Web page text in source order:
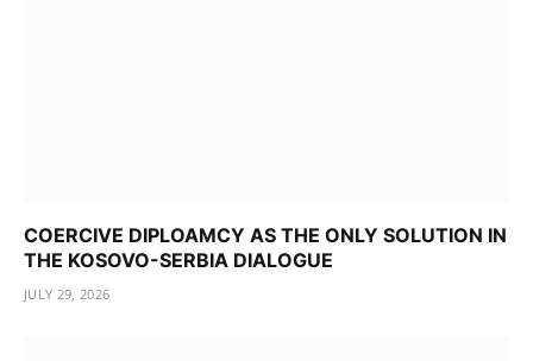
COERCIVE DIPLOAMCY AS THE ONLY SOLUTION IN
THE KOSOVO-SERBIA DIALOGUE
JULY 29, 2026